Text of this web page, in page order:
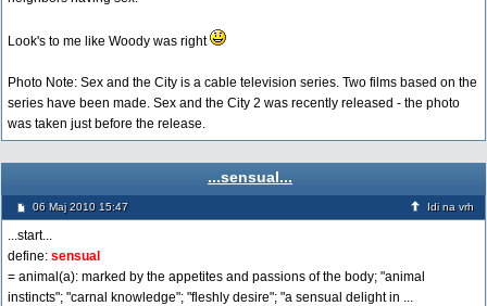
Look's to me like Woody was right
Photo Note: Sex and the City is a cable television series. Two films based on the
series have been made. Sex and the City 2 was recently released - the photo
was taken just before the release.
...sensual...
06 Maj 2010 15:47 Idi na vrh
...start...
define: sensual
= animal(a): marked by the appetites and passions of the body; "animal
instincts"; "carnal knowledge"; "fleshly desire"; "a sensual delight in ...